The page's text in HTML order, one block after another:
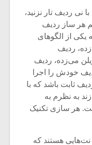
نی ردیف تار نزنید،
هر ساز ردیف
از الگوهای
ردیف
می‌زده، ردیف
خودش را اجرا
ثابت باشد که با
به نظرم به
هر سازی تکنیک
هستند که
موسیقی